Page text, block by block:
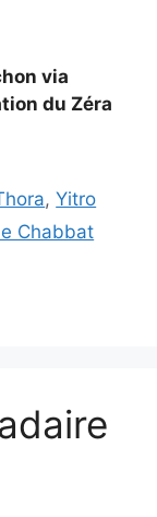
via
du Zéra
,Yitro
Chabbat